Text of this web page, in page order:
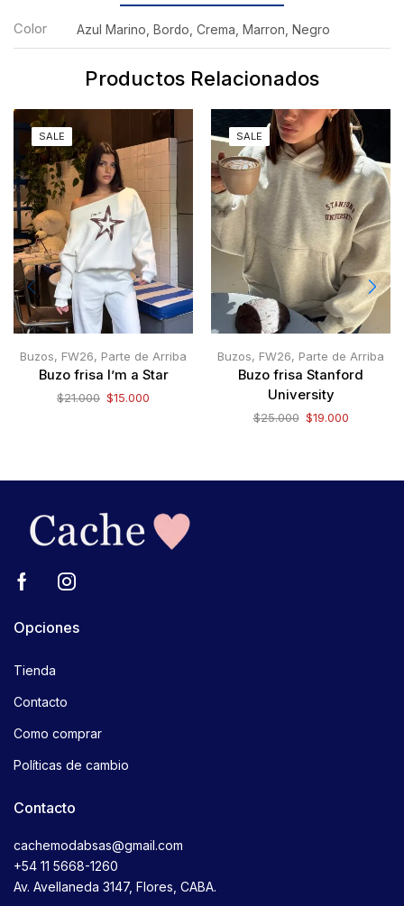
Color Azul Marino, Bordo, Crema, Marron, Negro
Productos Relacionados
SALE
Buzos, FW26, Parte de Arriba
Buzo frisa I’m a Star
$21.000 $15.000
SALE
Buzos, FW26, Parte de Arriba
Buzo frisa Stanford
University
$25.000 $19.000
Opciones
Tienda
Contacto
Como comprar
Políticas de cambio
Contacto
cachemodabsas@gmail.com
+54 11 5668-1260
Av. Avellaneda 3147, Flores, CABA.